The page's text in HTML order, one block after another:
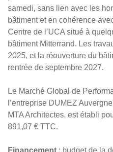
samedi, sans lien avec les
bâtiment et en cohérence
Centre de l’UCA situé à
bâtiment Mitterrand. Les
2025, et la réouverture du
rentrée de septembre 2027.
Le Marché Global de
l’entreprise DUMEZ
MTA Architectes, est établi
891,07 € TTC.
Financement : budget de la